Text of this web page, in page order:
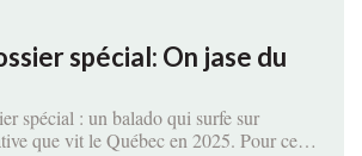
spécial: On jase du
spécial : un balado qui surfe sur
que vit le Québec en 2025. Pour ce…